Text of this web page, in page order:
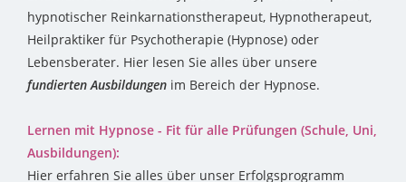
hypnotischer Reinkarnationstherapeut, Hypnotherapeut,
Heilpraktiker für Psychotherapie (Hypnose) oder
Lebensberater. Hier lesen Sie alles über unsere
fundierten Ausbildungen im Bereich der Hypnose.
Lernen mit Hypnose - Fit für alle Prüfungen (Schule, Uni,
Ausbildungen):
Hier erfahren Sie alles über unser Erfolgsprogramm